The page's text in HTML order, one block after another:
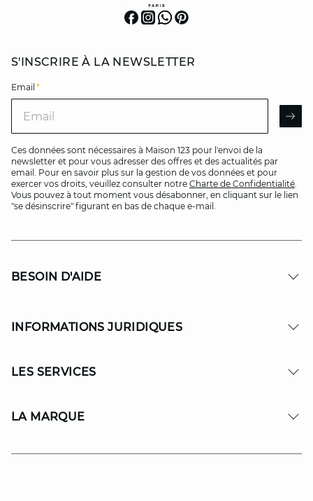
S'INSCRIRE À LA NEWSLETTER
Email *
Ces données sont nécessaires à Maison 123 pour l'envoi de la
newsletter et pour vous adresser des offres et des actualités par
email. Pour en savoir plus sur la gestion de vos données et pour
exercer vos droits, veuillez consulter notre Charte de Confidentialité.
Vous pouvez à tout moment vous désabonner, en cliquant sur le lien
"se désinscrire" figurant en bas de chaque e-mail.
BESOIN D'AIDE
INFORMATIONS JURIDIQUES
LES SERVICES
LA MARQUE